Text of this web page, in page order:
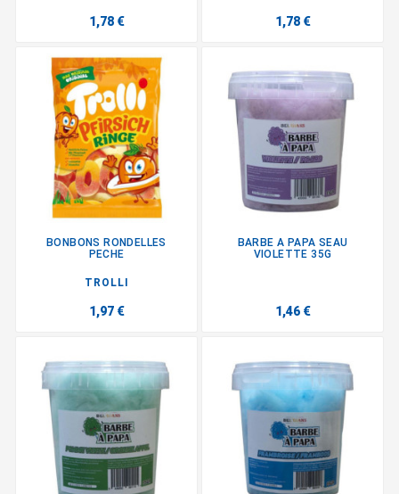
1,78 € 1,78 €
BONBONS RONDELLES
PECHE
TROLLI
1,97 €
BARBE A PAPA SEAU
VIOLETTE 35G
1,46 €